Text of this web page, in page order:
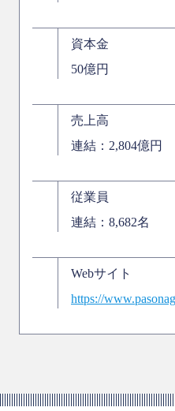
資本金
50億円
売上高
連結：2,804億円
従業員
連結：8,682名
Webサイト
https://